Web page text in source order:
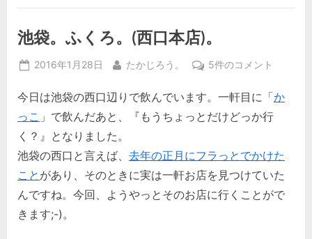
池袋。ふくろ。(西口本店)。
Posted
2016年1月28日 By
たかじろう。
池
く
口
本
店)。
5件のコメント
今日は池袋の西口辺りで飲んでいます。一軒目に「か
っこ 」で飲んだあと、『もうちょっとだけどっか行
く？』となりました。
池袋の西口と言えば、 去年の正月にフラっとでかけた
こと があり、そのときに実は一軒お店を見つけていた
んですね。今回、ようやっとそのお店に行くことがで
きます;-)。